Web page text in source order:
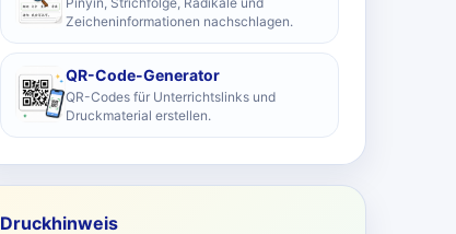
Zeicheninformationen nachschlagen.
QR-Code-Generator
QR-Codes für Unterrichtslinks und
Druckmaterial erstellen.
Druckhinweis